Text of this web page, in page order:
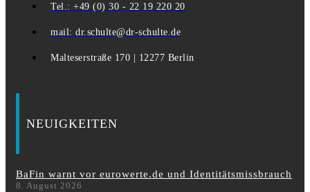
Tel.: +49 (0) 30 - 22 19 220 20
mail: dr.schulte@dr-schulte.de
Malteserstraße 170 | 12277 Berlin
NEUIGKEITEN
BaFin warnt vor eurowerte.de und Identitätsmissbrauch
8. August 2026